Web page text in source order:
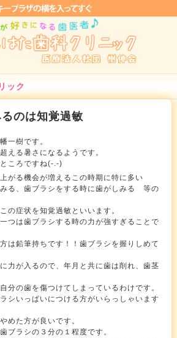
ック
のは知覚過敏
一樹です。
える暑さになるようです。
ころですね(-.-)
がる機会が増えるこの時期に特に多い
る、歯ブラシをする時に歯がしみる 等の
の症状を知覚過敏といいます。
つは歯ブラシする時の力が強すぎることで
は鉛筆持ちです！！歯ブラシを握りしめて
力が入るので、年月と共に歯は削れ、歯茎
分の歯を傷つけてしまっているわけです。
シいっぱいにつける方がいらっしゃいます
めた方が良いです。
ブラシの３分の１程度です。